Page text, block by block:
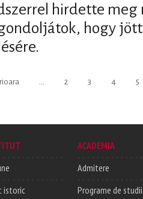
hirdette meg
hogy
2 3 4 5
istoric
ACADEMIA
Admitere
Programe de studii